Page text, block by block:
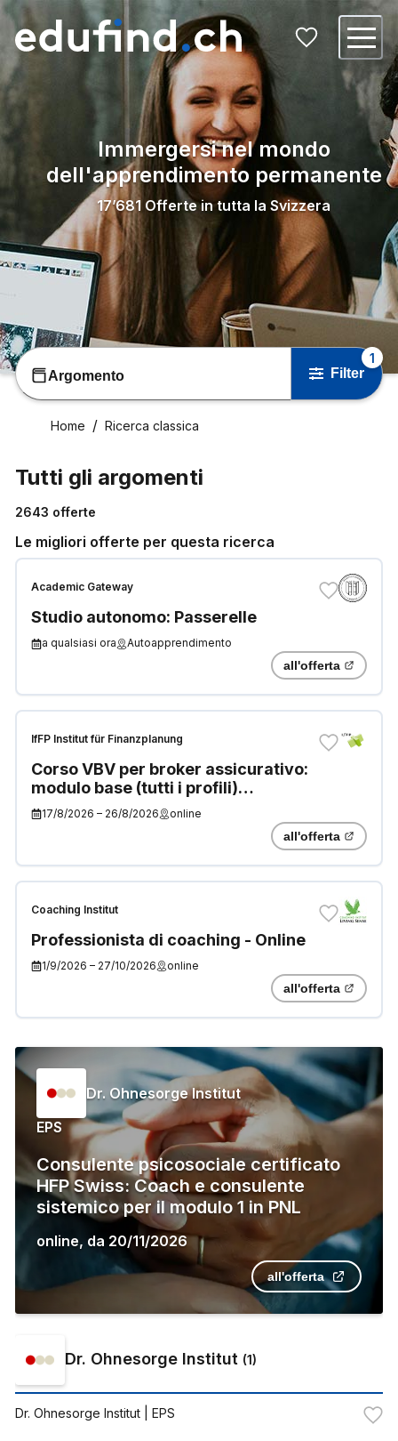
Immergersi nel mondo
dell'apprendimento permanente
17’681 Offerte in tutta la Svizzera
Argomento Filter
1
Home Ricerca classica
Tutti gli argomenti
2643 offerte
Le migliori offerte per questa ricerca
Academic Gateway
Studio autonomo: Passerelle
a qualsiasi ora Autoapprendimento
all'offerta
IfFP Institut für Finanzplanung
Corso VBV per broker assicurativo:
modulo base (tutti i profili)
«Competenze e conoscenze
generali»
17/8/2026 – 26/8/2026 online
all'offerta
Coaching Institut
Professionista di coaching - Online
1/9/2026 – 27/10/2026 online
all'offerta
Dr. Ohnesorge Institut
EPS
Consulente psicosociale certificato
HFP Swiss: Coach e consulente
sistemico per il modulo 1 in PNL
online, da 20/11/2026
all'offerta
Dr. Ohnesorge Institut (1)
Dr. Ohnesorge Institut | EPS